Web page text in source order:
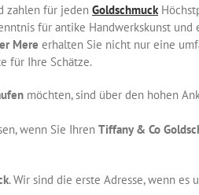
zahlen für jeden Goldschmuck
für antike Handwerkskunst und
Mere erhalten Sie nicht nur eine
für Ihre Schätze.
möchten, sind über den hohen
wenn Sie Ihren Tiffany & Co
. Wir sind die erste Adresse, wenn es